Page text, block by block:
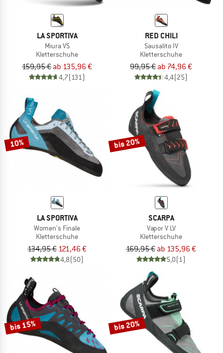
LA SPORTIVA
Miura VS
Kletterschuhe
159,95 € ab 135,96 €
4,7(131)
RED CHILI
Sausalito IV
Kletterschuhe
99,95 € ab 74,96 €
4,4(25)
10%
LA SPORTIVA
Women's Finale
Kletterschuhe
134,95 € 121,46 €
4,8(50)
bis 20%
SCARPA
Vapor V LV
Kletterschuhe
169,95 € ab 135,96 €
5,0(1)
bis 15% bis 20%